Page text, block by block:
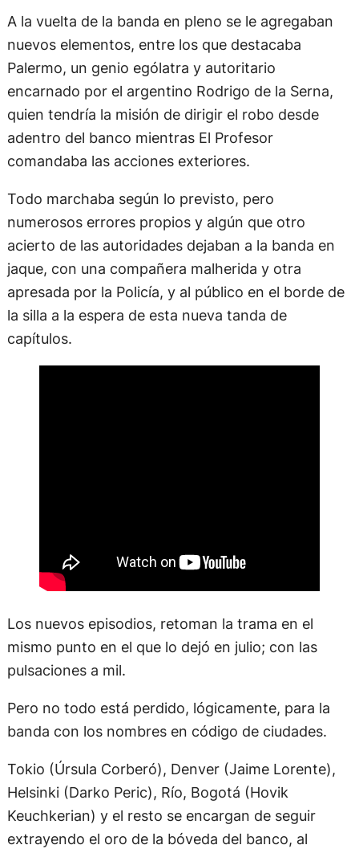
A la vuelta de la banda en pleno se le agregaban
nuevos elementos, entre los que destacaba
Palermo, un genio ególatra y autoritario
encarnado por el argentino Rodrigo de la Serna,
quien tendría la misión de dirigir el robo desde
adentro del banco mientras El Profesor
comandaba las acciones exteriores.
Todo marchaba según lo previsto, pero
numerosos errores propios y algún que otro
acierto de las autoridades dejaban a la banda en
jaque, con una compañera malherida y otra
apresada por la Policía, y al público en el borde de
la silla a la espera de esta nueva tanda de
capítulos.
Los nuevos episodios, retoman la trama en el
mismo punto en el que lo dejó en julio; con las
pulsaciones a mil.
Pero no todo está perdido, lógicamente, para la
banda con los nombres en código de ciudades.
Tokio (Úrsula Corberó), Denver (Jaime Lorente),
Helsinki (Darko Peric), Río, Bogotá (Hovik
Keuchkerian) y el resto se encargan de seguir
extrayendo el oro de la bóveda del banco, al